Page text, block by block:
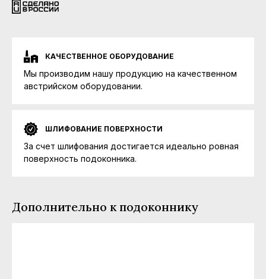
КАЧЕСТВЕННОЕ ОБОРУДОВАНИЕ
Мы производим нашу продукцию на качественном
австрийском оборудовании.
ШЛИФОВАНИЕ ПОВЕРХНОСТИ
За счет шлифования достигается идеально ровная
поверхность подоконника.
Дополнительно к подоконнику